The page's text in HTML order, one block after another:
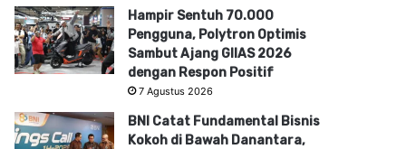
Hampir Sentuh 70.000
Pengguna, Polytron Optimis
Sambut Ajang GIIAS 2026
dengan Respon Positif
7 Agustus 2026
BNI Catat Fundamental Bisnis
Kokoh di Bawah Danantara,